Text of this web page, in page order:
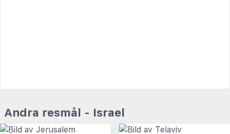
Andra resmål - Israel